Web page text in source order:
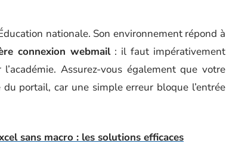
nationale. Son environnement répond à
connexion webmail: il faut impérativement
Assurez-vous également que votre
portail, car une simple erreur bloque l’entrée
sans macro : les solutions efficaces